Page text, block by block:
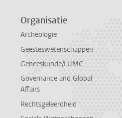
Organisatie
Archeologie
Geesteswetenschappen
Geneeskunde/LUMC
Governance and Global
Affairs
Rechtsgeleerdheid